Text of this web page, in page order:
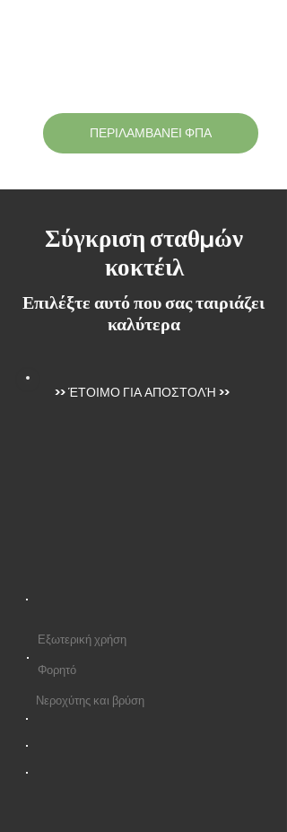
ΠΕΡΙΛΑΜΒΑΝΕΙ ΦΠΑ
Σύγκριση σταθμών
κοκτέιλ
Επιλέξτε αυτό που σας ταιριάζει
καλύτερα
>>ΈΤΟΙΜΟ ΓΙΑ ΑΠΟΣΤΟΛΉ >>
Εξωτερική χρήση
Φορητό
Νεροχύτης και βρύση